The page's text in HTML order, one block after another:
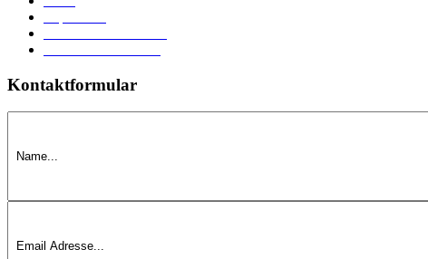
Kontaktformular